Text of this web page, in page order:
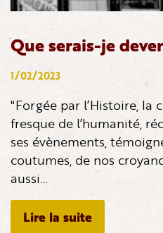
Que serais-je
1/02/2023
"Forgée par l’Histoire, la
fresque de l’humanité,
ses évènements,
coutumes, de nos
aussi…
Lire la suite